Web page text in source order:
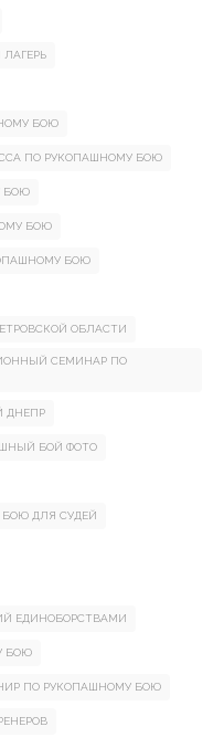
БОЮ
ПО РУКОПАШНОМУ БОЮ
БОЮ
БОЮ
БОЮ
ОБЛАСТИ
СЕМИНАР ПО
ДНЕПР
БОЙ ФОТО
ДЛЯ СУДЕЙ
ЕДИНОБОРСТВАМИ
БОЮ
ПО РУКОПАШНОМУ БОЮ